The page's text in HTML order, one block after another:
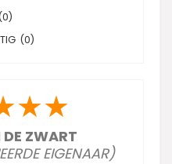
0)
(0)
★★
ZWART
EIGENAAR)